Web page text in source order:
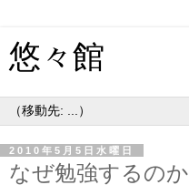
悠々館
2010年5月5日水曜日
なぜ勉強するのか